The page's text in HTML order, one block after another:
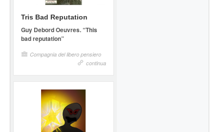
Tris Bad Reputation
Guy Debord Oeuvres. “This
bad reputation”
Compagnia del libero pensiero
continua